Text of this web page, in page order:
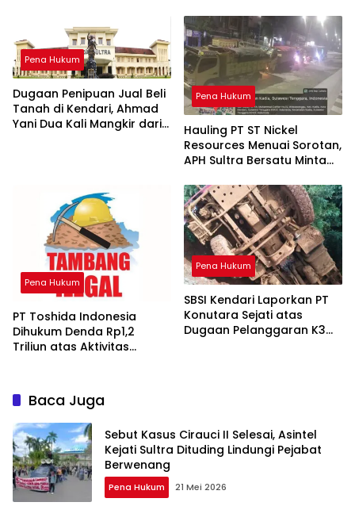
Pena Hukum
Dugaan Penipuan Jual Beli
Tanah di Kendari, Ahmad
Yani Dua Kali Mangkir dari
Pena Hukum
Hauling PT ST Nickel
Resources Menuai Sorotan,
APH Sultra Bersatu Minta
Pena Hukum
PT Toshida Indonesia
Dihukum Denda Rp1,2
Triliun atas Aktivitas
Pena Hukum
SBSI Kendari Laporkan PT
Konutara Sejati atas
Dugaan Pelanggaran K3
Baca Juga
Sebut Kasus Cirauci II Selesai, Asintel
Kejati Sultra Dituding Lindungi Pejabat
Berwenang
Pena Hukum 21 Mei 2026